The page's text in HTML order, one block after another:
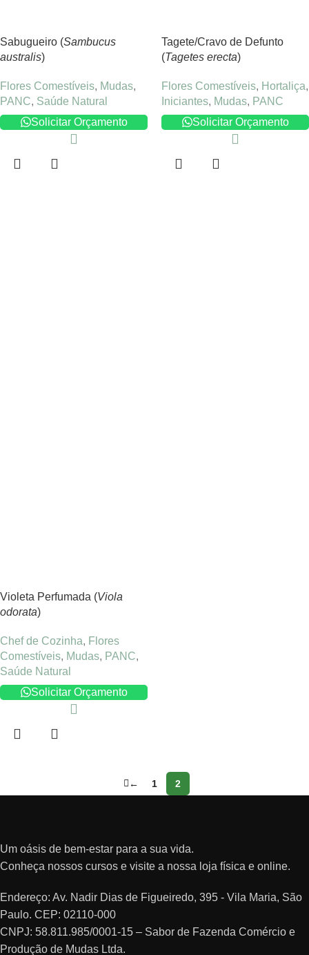
Sabugueiro (Sambucus
australis)
Flores Comestíveis, Mudas,
PANC, Saúde Natural
Solicitar Orçamento
Tagete/Cravo de Defunto
(Tagetes erecta)
Flores Comestíveis, Hortaliça,
Iniciantes, Mudas, PANC
Solicitar Orçamento
Violeta Perfumada (Viola
odorata)
Chef de Cozinha, Flores
Comestíveis, Mudas, PANC,
Saúde Natural
Solicitar Orçamento
← 1 2
Um oásis de bem-estar para a sua vida.
Conheça nossos cursos e visite a nossa loja física e online.
Endereço: Av. Nadir Dias de Figueiredo, 395 - Vila Maria, São
Paulo. CEP: 02110-000
CNPJ: 58.811.985/0001-15 – Sabor de Fazenda Comércio e
Produção de Mudas Ltda.